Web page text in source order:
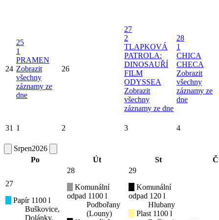
24
25
1
PRAMEN
Zobrazit
všechny
záznamy ze
dne
26
27
2
TLAPKOVÁ
PATROLA:
DINOSAUŘÍ
FILM
ODYSSEA
Zobrazit
všechny
záznamy ze dne
28
1
CHICA
CHECA
Zobrazit
všechny
záznamy ze
dne
31 1 2 3 4
Srpen2026
Po
Út St
27
Papír 1100 l
Buškovice,
Dolánky,
28
Komunální
odpad 1100 l
Podbořany
(Louny)
29
Komunální
odpad 120 l
Hlubany
Plast 1100 l